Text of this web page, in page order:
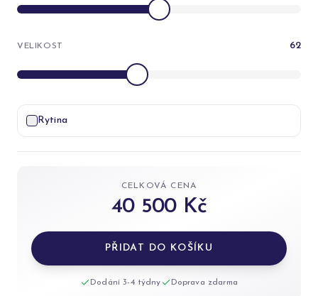
VELIKOST 62
Rytina
CELKOVÁ CENA
40 500 Kč
PŘIDAT DO KOŠÍKU
Dodání 3-4 týdny Doprava zdarma